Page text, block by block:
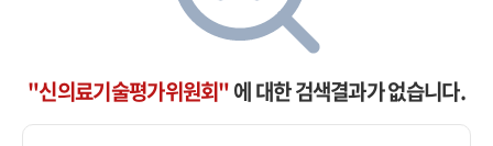
"신의료기술평가위원회"에 대한 검색결과가 없습니다.